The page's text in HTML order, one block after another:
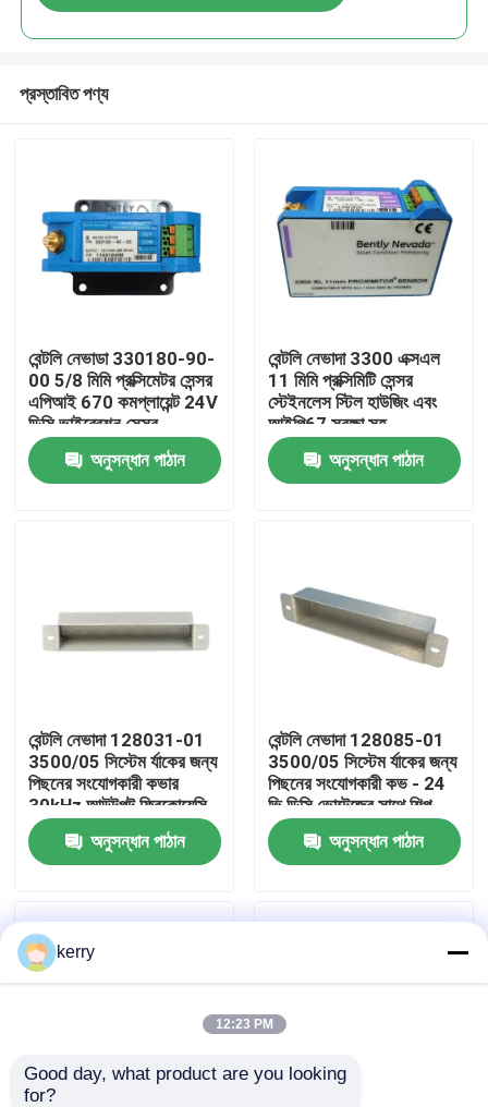
বাড়ি
ভিডিও
কারখানা ভ্রমণ
মান নিয়ন্ত্রণ
ব্লগ
ABB 800xa
প্রস্তাবিত পণ্য
বেন্টলি নেভাডা 330180-90-
00 5/8 মিমি প্রক্সিমেটর সেন্সর
এপিআই 670 কমপ্লায়েন্ট 24V
ডিসি ভাইব্রেশন সেন্সর
অনুসন্ধান পাঠান
বেন্টলি নেভাদা 3300 এক্সএল
11 মিমি প্রক্সিমিটি সেন্সর
স্টেইনলেস স্টিল হাউজিং এবং
আইপি67 সুরক্ষা সহ
330780-90-00
অনুসন্ধান পাঠান
বেন্টলি নেভাদা 128031-01
3500/05 সিস্টেম র্যাকের জন্য
পিছনের সংযোগকারী কভার
30kHz আউটপুট ফ্রিকোয়েন্সি
24V ডিসি এবং -40 °C থেকে
120 °C পরিসীমা সহ
অনুসন্ধান পাঠান
বেন্টলি নেভাদা 128085-01
3500/05 সিস্টেম র্যাকের জন্য
পিছনের সংযোগকারী কভ - 24
ভি ডিসি ভোল্টেজের সাথে শিল্প
পর্যবেক্ষণ অ্যাপ্লিকেশনগুলিতে
পিছনের সংযোগকারীদের সুরক্ষা
দেয়
অনুসন্ধান পাঠান
kerry
12:23 PM
Good day, what product are you looking
for?